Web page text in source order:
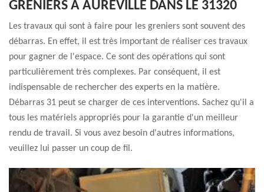
GRENIERS À AUREVILLE DANS LE 31320
Les travaux qui sont à faire pour les greniers sont souvent des
débarras. En effet, il est très important de réaliser ces travaux
pour gagner de l'espace. Ce sont des opérations qui sont
particulièrement très complexes. Par conséquent, il est
indispensable de rechercher des experts en la matière.
Débarras 31 peut se charger de ces interventions. Sachez qu'il a
tous les matériels appropriés pour la garantie d'un meilleur
rendu de travail. Si vous avez besoin d'autres informations,
veuillez lui passer un coup de fil.